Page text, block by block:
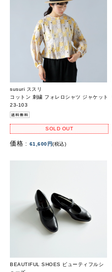
susuri ススリ
コットン 刺繍 フォレロシャツ ジャケット
23-103
SOLD OUT
価格 : 61,600円(税込)
BEAUTIFUL SHOES ビューティフルシ